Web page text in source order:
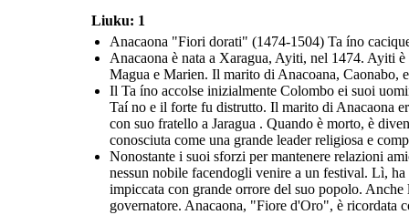
Liuku: 1
Anacaona "Fiori dorati" (1474-1504) Ta íno
Anacaona è nata a Xaragua, Ayiti, nel 1474. Ayiti
Magua e Marien. Il marito di Anacoana, Caonabo,
Il Ta íno accolse inizialmente Colombo ei suoi
Taí no e il forte fu distrutto. Il marito di Anacaona
con suo fratello a Jaragua . Quando è morto, è
conosciuta come una grande leader religiosa e
Nonostante i suoi sforzi per mantenere relazioni
nessun nobile facendogli venire a un festival. Lì,
impiccata con grande orrore del suo popolo.
governatore. Anacaona, "Fiore d'Oro", è ricordata